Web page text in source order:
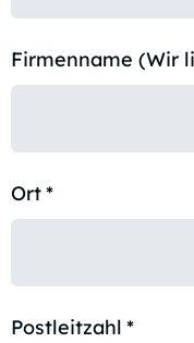
Firmenname (Wir
Ort*
Postleitzahl *